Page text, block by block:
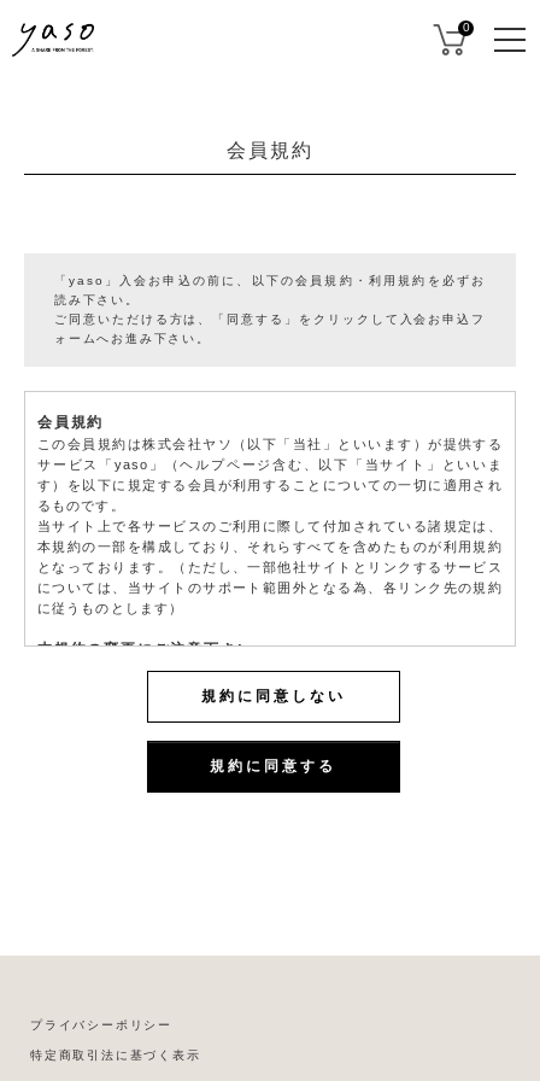
0
会員規約
「yaso」入会お申込の前に、以下の会員規約・利用規約を必ずお
読み下さい。
ご同意いただける方は、「同意する」をクリックして入会お申込フ
ォームへお進み下さい。
会員規約
この会員規約は株式会社ヤソ（以下「当社」といいます）が提供する
サービス「yaso」（ヘルプページ含む、以下「当サイト」といいま
す）を以下に規定する会員が利用することについての一切に適用され
るものです。
当サイト上で各サービスのご利用に際して付加されている諸規定は、
本規約の一部を構成しており、それらすべてを含めたものが利用規約
となっております。（ただし、一部他社サイトとリンクするサービス
については、当サイトのサポート範囲外となる為、各リンク先の規約
に従うものとします）
本規約の変更にご注意下さい
1. 当社は、会員の了承を得ることなく本規約を随時変更することがで
きるものとし、会員はこれを承諾します。
会員のみなさまへの通知
1. 本規約の変更のケース以外に当社が必要と判断した場合、当社は、
※ログインには、会員登録時に入力したメールアドレスおよびパスワ
会員のみなさまから提供された個人情報
どの大切な個人情報がネットサーバ上に登録されますが、当社はその
規約に同意しない
規約に同意する
プライバシーポリシー
特定商取引法に基づく表示